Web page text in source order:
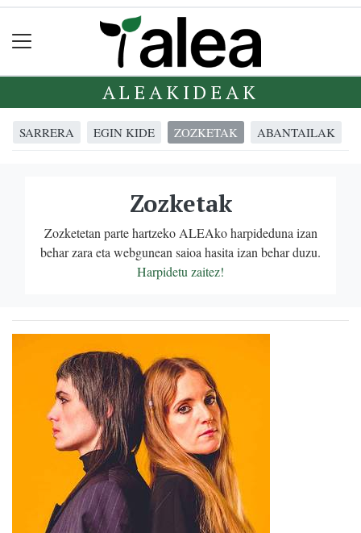
ALEAKIDEAK
SARRERA EGIN KIDE ZOZKETAK ABANTAILAK
Zozketak
Zozketetan parte hartzeko ALEAko harpideduna izan
behar zara eta webgunean saioa hasita izan behar duzu.
Harpidetu zaitez!